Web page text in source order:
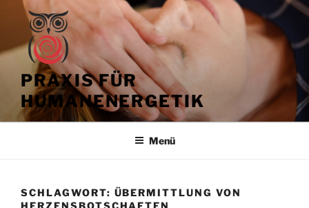
springen
PRAXIS FÜR
HUMANENERGETIK
Menü
SCHLAGWORT: ÜBERMITTLUNG VON
HERZENSBOTSCHAFTEN